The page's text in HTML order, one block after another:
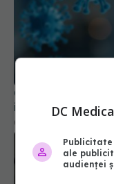
COVID, impact
imunitar.
DC
ale
audienței